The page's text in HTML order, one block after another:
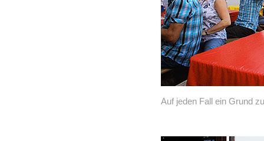
Auf jeden Fall ein Grund